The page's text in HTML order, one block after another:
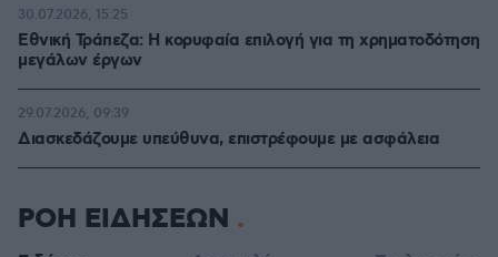
Εθνική Τράπεζα: Η κορυφαία επιλογή για τη χρηματοδότηση
μεγάλων έργων
30.07.2026, 15:25
Διασκεδάζουμε υπεύθυνα, επιστρέφουμε με ασφάλεια
29.07.2026, 09:39
ΡΟΗ ΕΙΔΗΣΕΩΝ